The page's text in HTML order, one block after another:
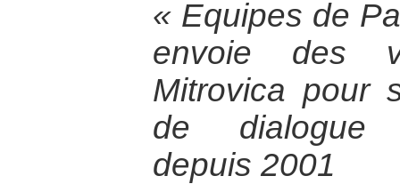
« Equipes de
envoie des
Mitrovica pour
de dialogue
depuis 2001